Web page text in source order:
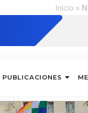
Inicio »
PUBLICACIONES